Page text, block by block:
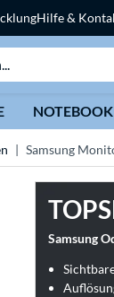
Hilfe &
NOTEBOOK
Samsung
Samsung